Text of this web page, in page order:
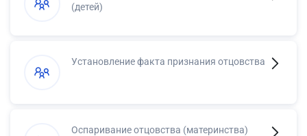
(детей)
Установление факта признания отцовства
Оспаривание отцовства (материнства)